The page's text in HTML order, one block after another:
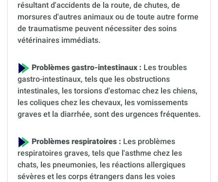
résultant d'accidents de la route, de chutes, de
morsures d'autres animaux ou de toute autre forme
de traumatisme peuvent nécessiter des soins
vétérinaires immédiats.
Problèmes gastro-intestinaux : Les troubles
gastro-intestinaux, tels que les obstructions
intestinales, les torsions d'estomac chez les chiens,
les coliques chez les chevaux, les vomissements
graves et la diarrhée, sont des urgences fréquentes.
Problèmes respiratoires : Les problèmes
respiratoires graves, tels que l'asthme chez les
chats, les pneumonies, les réactions allergiques
sévères et les corps étrangers dans les voies